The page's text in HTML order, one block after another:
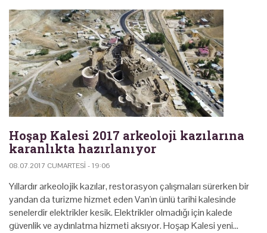
Hoşap Kalesi 2017 arkeoloji kazılarına
karanlıkta hazırlanıyor
08.07.2017 CUMARTESI - 19:06
Yıllardır arkeolojik kazılar, restorasyon çalışmaları sürerken bir
yandan da turizme hizmet eden Van'ın ünlü tarihi kalesinde
senelerdir elektrikler kesik. Elektrikler olmadığı için kalede
güvenlik ve aydınlatma hizmeti aksıyor. Hoşap Kalesi yeni…